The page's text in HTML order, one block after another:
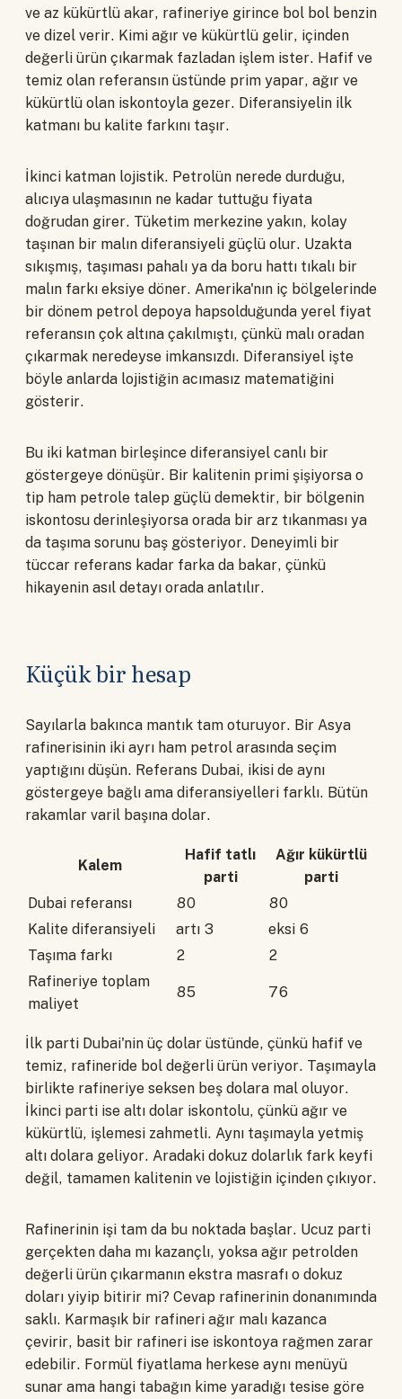
ve az kükürtlü akar, rafineriye girince bol bol benzin
ve dizel verir. Kimi ağır ve kükürtlü gelir, içinden
değerli ürün çıkarmak fazladan işlem ister. Hafif ve
temiz olan referansın üstünde prim yapar, ağır ve
kükürtlü olan iskontoyla gezer. Diferansiyelin ilk
katmanı bu kalite farkını taşır.
İkinci katman lojistik. Petrolün nerede durduğu,
alıcıya ulaşmasının ne kadar tuttuğu fiyata
doğrudan girer. Tüketim merkezine yakın, kolay
taşınan bir malın diferansiyeli güçlü olur. Uzakta
sıkışmış, taşıması pahalı ya da boru hattı tıkalı bir
malın farkı eksiye döner. Amerika'nın iç bölgelerinde
bir dönem petrol depoya hapsolduğunda yerel fiyat
referansın çok altına çakılmıştı, çünkü malı oradan
çıkarmak neredeyse imkansızdı. Diferansiyel işte
böyle anlarda lojistiğin acımasız matematiğini
gösterir.
Bu iki katman birleşince diferansiyel canlı bir
göstergeye dönüşür. Bir kalitenin primi şişiyorsa o
tip ham petrole talep güçlü demektir, bir bölgenin
iskontosu derinleşiyorsa orada bir arz tıkanması ya
da taşıma sorunu baş gösteriyor. Deneyimli bir
tüccar referans kadar farka da bakar, çünkü
hikayenin asıl detayı orada anlatılır.
Küçük bir hesap
Sayılarla bakınca mantık tam oturuyor. Bir Asya
rafinerisinin iki ayrı ham petrol arasında seçim
yaptığını düşün. Referans Dubai, ikisi de aynı
göstergeye bağlı ama diferansiyelleri farklı. Bütün
rakamlar varil başına dolar.
Kalem
Hafif tatlı
parti
Ağır kükürtlü
parti
Dubai referansı
80
80
Kalite diferansiyeli
artı 3
eksi 6
Taşıma farkı
2
2
Rafineriye toplam
maliyet
85 76
İlk parti Dubai'nin üç dolar üstünde, çünkü hafif ve
temiz, rafineride bol değerli ürün veriyor. Taşımayla
birlikte rafineriye seksen beş dolara mal oluyor.
İkinci parti ise altı dolar iskontolu, çünkü ağır ve
kükürtlü, işlemesi zahmetli. Aynı taşımayla yetmiş
altı dolara geliyor. Aradaki dokuz dolarlık fark keyfi
değil, tamamen kalitenin ve lojistiğin içinden çıkıyor.
Rafinerinin işi tam da bu noktada başlar. Ucuz parti
gerçekten daha mı kazançlı, yoksa ağır petrolden
değerli ürün çıkarmanın ekstra masrafı o dokuz
doları yiyip bitirir mi? Cevap rafinerinin donanımında
saklı. Karmaşık bir rafineri ağır malı kazanca
çevirir, basit bir rafineri ise iskontoya rağmen zarar
edebilir. Formül fiyatlama herkese aynı menüyü
sunar ama hangi tabağın kime yaradığı tesise göre